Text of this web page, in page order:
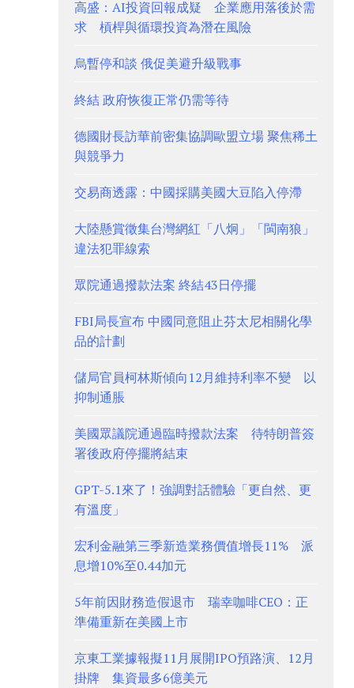
高盛：AI投資回報成疑 企業應用落後於需
求 槓桿與循環投資為潛在風險
烏暫停和談 俄促美避升級戰事
終結 政府恢復正常仍需等待
德國財長訪華前密集協調歐盟立場 聚焦稀土
與競爭力
交易商透露：中國採購美國大豆陷入停滯
大陸懸賞徵集台灣網紅「八炯」「閩南狼」
違法犯罪線索
眾院通過撥款法案 終結43日停擺
FBI局長宣布 中國同意阻止芬太尼相關化學
品的計劃
儲局官員柯林斯傾向12月維持利率不變 以
抑制通脹
美國眾議院通過臨時撥款法案 待特朗普簽
署後政府停擺將結束
GPT-5.1來了！強調對話體驗「更自然、更
有溫度」
宏利金融第三季新造業務價值增長11% 派
息增10%至0.44加元
5年前因財務造假退市 瑞幸咖啡CEO：正
準備重新在美國上市
京東工業據報擬11月展開IPO預路演、12月
掛牌 集資最多6億美元